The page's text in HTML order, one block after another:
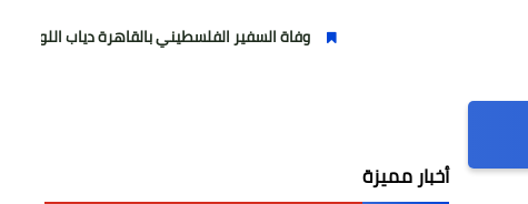
وفاة السفير الفلسطيني بالقاهرة دياب اللوح.. مسيرة وطنية
أخبار مميزة